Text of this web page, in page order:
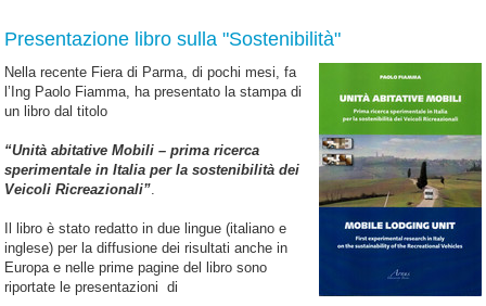
Presentazione libro sulla "Sostenibilità"
Nella recente Fiera di Parma, di pochi mesi, fa
l’Ing Paolo Fiamma, ha presentato la stampa di
un libro dal titolo
“Unità abitative Mobili – prima ricerca
sperimentale in Italia per la sostenibilità dei
Veicoli Ricreazionali”.
Il libro è stato redatto in due lingue (italiano e
inglese) per la diffusione dei risultati anche in
Europa e nelle prime pagine del libro sono
riportate le presentazioni di